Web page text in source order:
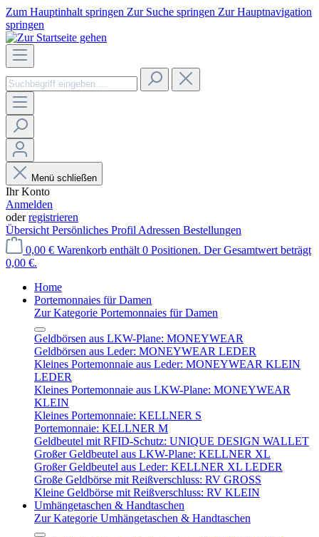
Zum Hauptinhalt springen Zur Suche springen Zur Hauptnavigation
springen
Menü schließen
Ihr Konto
Anmelden
oderregistrieren
Übersicht Persönliches Profil Adressen Bestellungen
0,00 € Warenkorb enthält 0 Positionen. Der Gesamtwert beträgt
0,00 €.
Home
Portemonnaies für Damen
Zur Kategorie Portemonnaies für Damen
Geldbörsen aus LKW-Plane: MONEYWEAR
Geldbörsen aus Leder: MONEYWEAR LEDER
Kleines Portemonnaie aus Leder: MONEYWEAR KLEIN
LEDER
Kleines Portemonnaie aus LKW-Plane: MONEYWEAR
KLEIN
Kleines Portemonnaie: KELLNER S
Portemonnaie: KELLNER M
Geldbeutel mit RFID-Schutz: UNIQUE DESIGN WALLET
Großer Geldbeutel aus LKW-Plane: KELLNER XL
Großer Geldbeutel aus Leder: KELLNER XL LEDER
Große Geldbörse mit Reißverschluss: RV GROSS
Kleine Geldbörse mit Reißverschluss: RV KLEIN
Umhängetaschen & Handtaschen
Zur Kategorie Umhängetaschen & Handtaschen